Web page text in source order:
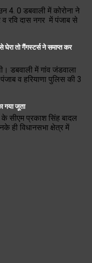
4. 0 डबवाली में कोरोना ने
रवि दास नगर में पंजाब से
तो गैंगस्टर्स ने समाप्त कर
डबवाली में गांव जंडवाला
व हरियाणा पुलिस की 3
गया जूता
सीएम प्रकाश सिंह बादल
ही विधानसभा क्षेत्र में